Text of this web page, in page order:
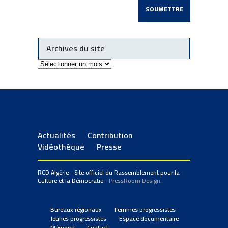
Archives du site
Archives
du
Actualités Contribution
Vidéothèque Presse
RCD Algérie - Site officiel du Rassemblement pour la
Culture et la Démocratie- PressRoom Design.
Bureaux régionaux Femmes progressistes
Jeunes progressistes Espace documentaire